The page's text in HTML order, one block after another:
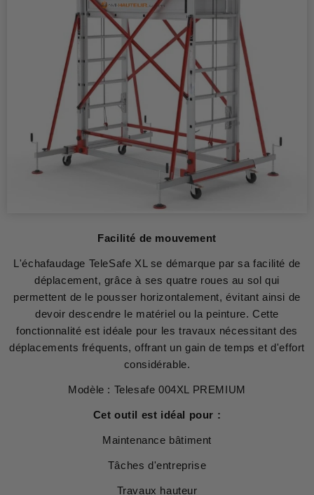
Facilité de mouvement
L'échafaudage TeleSafe XL se démarque par sa facilité de
déplacement, grâce à ses quatre roues au sol qui
permettent de le pousser horizontalement, évitant ainsi de
devoir descendre le matériel ou la peinture. Cette
fonctionnalité est idéale pour les travaux nécessitant des
déplacements fréquents, offrant un gain de temps et d'effort
considérable.
Modèle : Telesafe 004XL PREMIUM
Cet outil est idéal pour :
Maintenance bâtiment
Tâches d'entreprise
Travaux hauteur